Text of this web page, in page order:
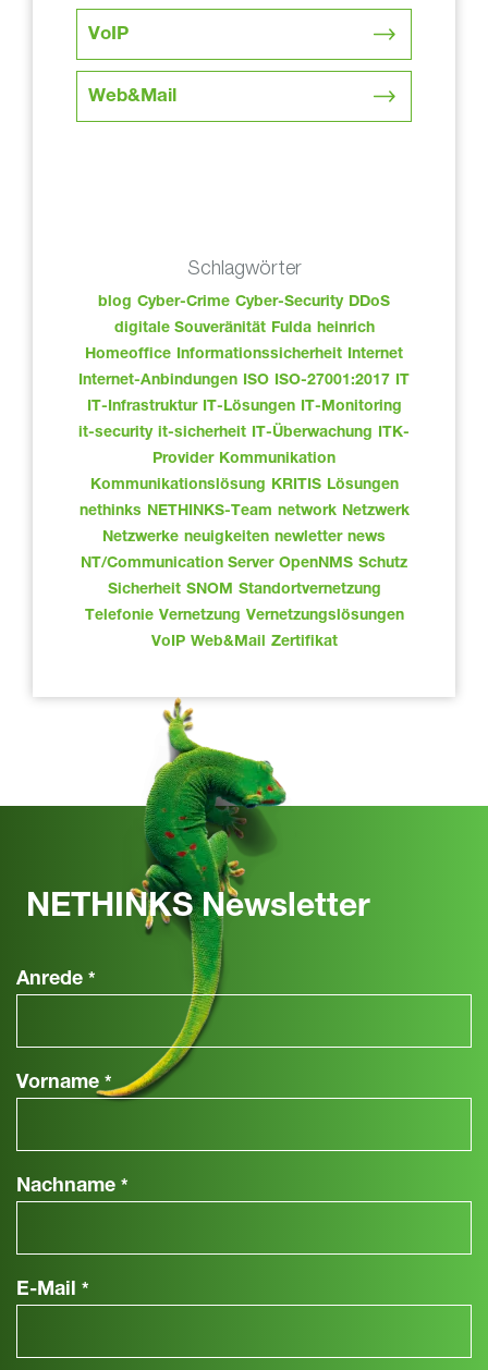
VoIP
Web&Mail
Schlagwörter
blog Cyber-Crime Cyber-Security DDoS
digitale Souveränität Fulda heinrich
Homeoffice Informationssicherheit Internet
Internet-Anbindungen ISO ISO-27001:2017 IT
IT-Infrastruktur IT-Lösungen IT-Monitoring
it-security it-sicherheit IT-Überwachung
ITK-
Provider Kommunikation
Kommunikationslösung
KRITIS Lösungen
nethinks NETHINKS-Team network Netzwerk
Netzwerke neuigkeiten newletter news
NT/Communication Server OpenNMS Schutz
Sicherheit SNOM Standortvernetzung
Telefonie Vernetzung Vernetzungslösungen
VoIP Web&Mail Zertifikat
NETHINKS Newsletter
Anrede *
Vorname *
Nachname *
E-Mail *